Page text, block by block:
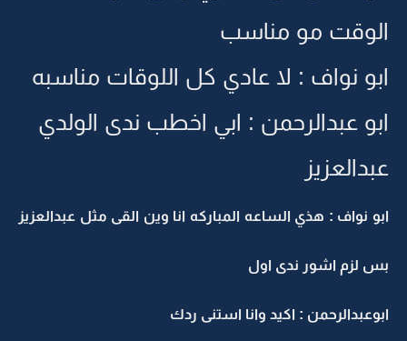
الوقت مو مناسب
ابو نواف : لا عادي كل اللوقات مناسبه
ابو عبدالرحمن : ابي اخطب ندى الولدي
عبدالعزيز
ابو نواف : هذي الساعه المباركه انا وين القى مثل عبدالعزيز
بس لزم اشور ندى اول
ابوعبدالرحمن : اكيد وانا استنى ردك